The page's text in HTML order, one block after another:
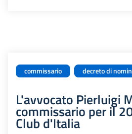
commissario decreto di
L'avvocato Pierluigi
commissario per il
Club d'Italia